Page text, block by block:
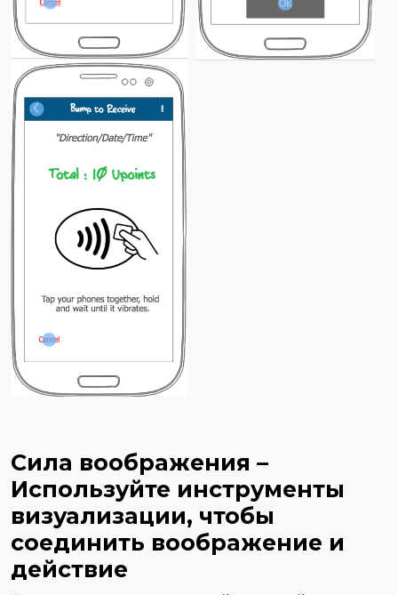
Сила воображения –
Используйте инструменты
визуализации, чтобы
соединить воображение и
действие